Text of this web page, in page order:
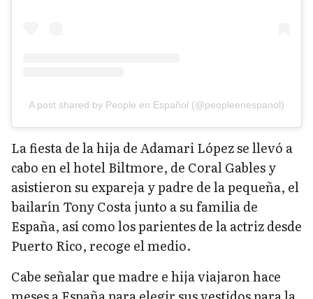
A post shared by People en Español (@peopleenespanol)
La fiesta de la hija de Adamari López se llevó a
cabo en el hotel Biltmore, de Coral Gables y
asistieron su expareja y padre de la pequeña, el
bailarín Tony Costa junto a su familia de
España, así como los parientes de la actriz desde
Puerto Rico, recoge el medio.
Cabe señalar que madre e hija viajaron hace